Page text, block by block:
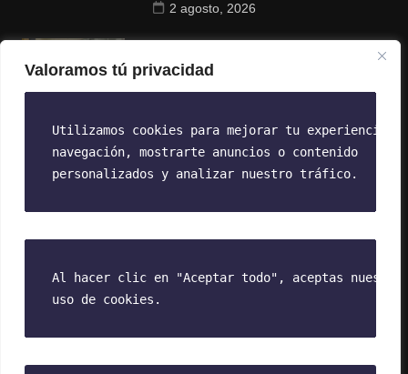
Valoramos tú privacidad
Utilizamos cookies para mejorar tu experiencia
navegación, mostrarte anuncios o contenido
personalizados y analizar nuestro tráfico.
Al hacer clic en "Aceptar todo", aceptas nuestr
uso de cookies.
2 agosto, 2026
mayor capital de conocimiento
Más Comentado
envejecimiento saludable
4 agosto, 2026
Minimalista
3 marzo, 2026